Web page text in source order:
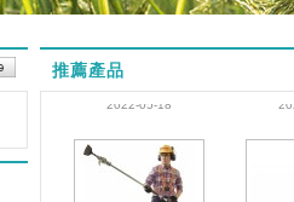
推薦產品
E-Palm Harvester
(E-cutter)
2022-05-18
無刷電